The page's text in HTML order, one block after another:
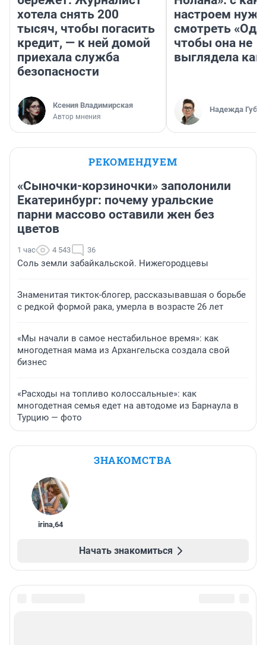
хотела снять 200
тысяч, чтобы погасить
кредит, — к ней домой
приехала служба
безопасности
Ксения Владимирская
Автор мнения
настроем
смотреть
чтобы она не
выглядела как
Надежда
РЕКОМЕНДУЕМ
«Сыночки-корзиночки» заполонили
Екатеринбург: почему уральские
парни массово оставили жен без
цветов
1 час 4 543 36
Соль земли забайкальской. Нижегородцевы
Знаменитая тикток-блогер, рассказывавшая о борьбе
с редкой формой рака, умерла в возрасте 26 лет
«Мы начали в самое нестабильное время»: как
многодетная мама из Архангельска создала свой
бизнес
«Расходы на топливо колоссальные»: как
многодетная семья едет на автодоме из Барнаула в
Турцию — фото
ЗНАКОМСТВА
irina,64
Начать знакомиться